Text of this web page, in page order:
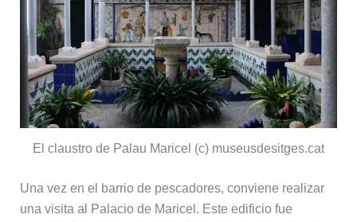
El claustro de Palau Maricel (c) museusdesitges.cat
Una vez en el barrio de pescadores, conviene realizar
una visita al Palacio de Maricel. Este edificio fue